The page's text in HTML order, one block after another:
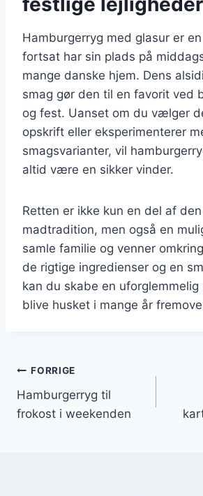
Hamburgerryg med glasur er
fortsat har sin plads på
mange danske hjem. Dens
smag gør den til en favorit ved
og fest. Uanset om du vælger
opskrift eller eksperimenterer
smagsvarianter, vil
altid være en sikker vinder.
Retten er ikke kun en del af
madtradition, men også en
samle familie og venner
de rigtige ingredienser og en
kan du skabe en
blive husket i mange år
Indlægsnavigation
FORRIGE
Hamburgerryg til
frokost i weekenden